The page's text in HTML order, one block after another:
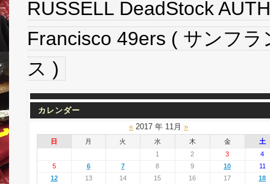
RUSSELL DeadStock
Francisco 49ers ( サンフ
ス )
カレンダー
« 2017 年 11月»
日 月 火 水 木 金
土
1
2 3
4
5
6 7 8 9 10
11
12
13 14 15 16 17
18